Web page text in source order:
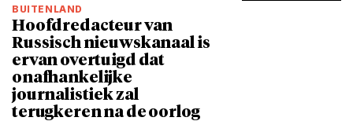
BUITENLAND
Hoofdredacteur van
Russisch nieuwskanaal is
ervan overtuigd dat
onafhankelijke
journalistiek zal
terugkeren na de oorlog